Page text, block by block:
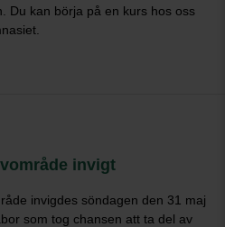
Du kan börja på en kurs hos oss
invigt
invigdes söndagen den 31 maj
som tog chansen att ta del av